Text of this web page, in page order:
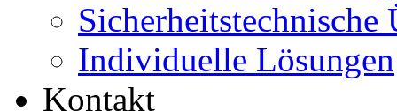
Sicherheitstechnische
Individuelle Lösungen
Kontakt